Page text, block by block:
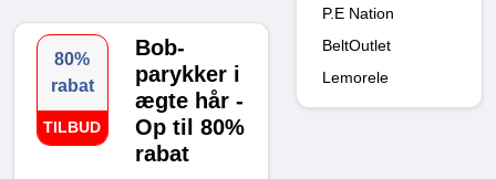
80%
rabat
TILBUD
Bob-
parykker i
ægte hår -
Op til 80%
rabat
P.E Nation
BeltOutlet
Lemorele